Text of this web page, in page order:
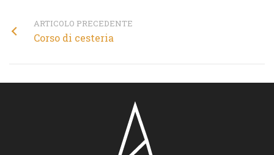
ARTICOLO PRECEDENTE
Corso di cesteria